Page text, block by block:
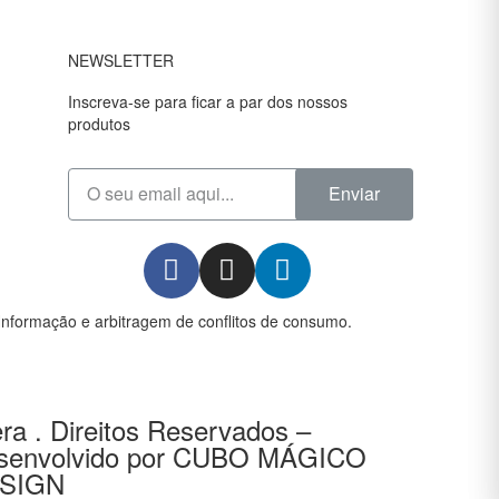
NEWSLETTER
Inscreva-se para ficar a par dos nossos
produtos
Enviar
e arbitragem de conflitos de consumo.
. Direitos Reservados –
por CUBO MÁGICO